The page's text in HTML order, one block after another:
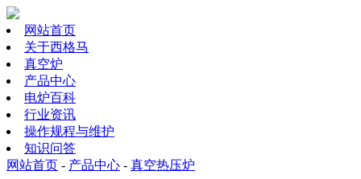
网站首页
关于西格马
真空炉
产品中心
电炉百科
行业资讯
操作规程与维护
知识问答
网站首页 - 产品中心 - 真空热压炉